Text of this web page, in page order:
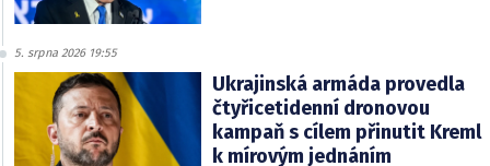
5. srpna 2026 19:55
Ukrajinská armáda provedla
čtyřicetidenní dronovou
kampaň s cílem přinutit Kreml
k mírovým jednáním